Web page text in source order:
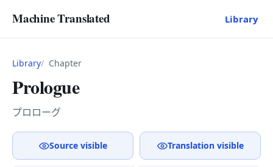
Machine Translated Library
Library Chapter
Prologue
プロローグ
Source visible Translation visible